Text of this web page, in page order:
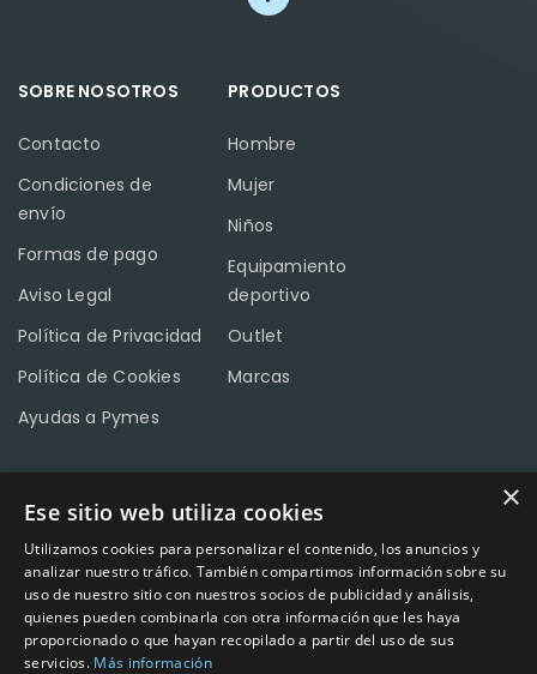
SOBRE NOSOTROS
Contacto
Condiciones de
envío
Formas de pago
Aviso Legal
Política de Privacidad
Política de Cookies
Ayudas a Pymes
PRODUCTOS
Hombre
Mujer
Niños
Equipamiento
deportivo
Outlet
Marcas
CONTACTO
Calle Méndez Núñez nº3 – Fuente Palmera 14120 Córdoba
Teléfono957 04 96 57
Emailinfo@factory-sport.es
×
Ese sitio web utiliza cookies
Utilizamos cookies para personalizar el contenido, los anuncios y
analizar nuestro tráfico. También compartimos información sobre su
uso de nuestro sitio con nuestros socios de publicidad y análisis,
quienes pueden combinarla con otra información que les haya
proporcionado o que hayan recopilado a partir del uso de sus
servicios. Más información